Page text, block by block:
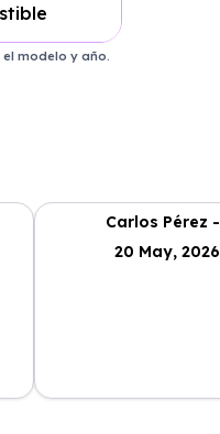
modelo y año.
Carlos Pérez -
20 May, 2026